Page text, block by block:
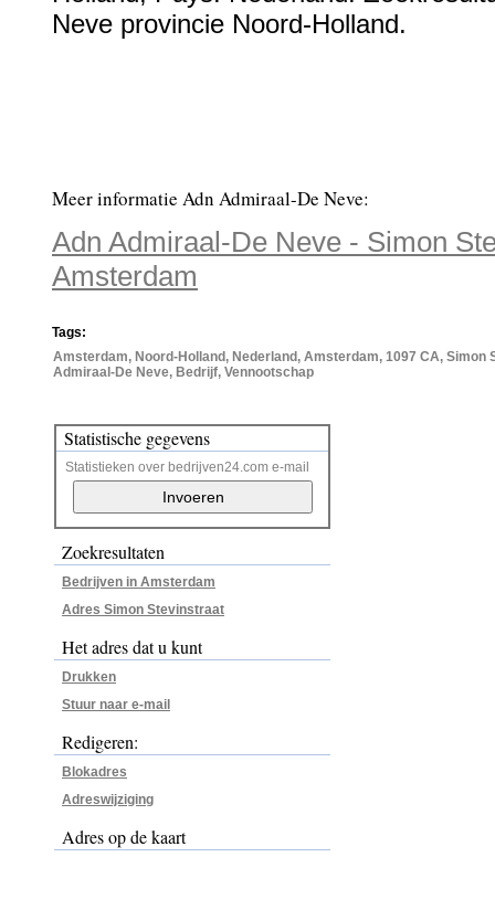
Neve provincie Noord-Holland.
Meer informatie Adn Admiraal-De Neve:
Adn Admiraal-De Neve - Simon
Amsterdam
Tags:
Amsterdam, Noord-Holland, Nederland, Amsterdam, 1097 CA, Simon
Admiraal-De Neve, Bedrijf, Vennootschap
Statistische gegevens
Statistieken over bedrijven24.com e-mail
Zoekresultaten
Bedrijven in Amsterdam
Adres Simon Stevinstraat
Het adres dat u kunt
Drukken
Stuur naar e-mail
Redigeren:
Blokadres
Adreswijziging
Adres op de kaart